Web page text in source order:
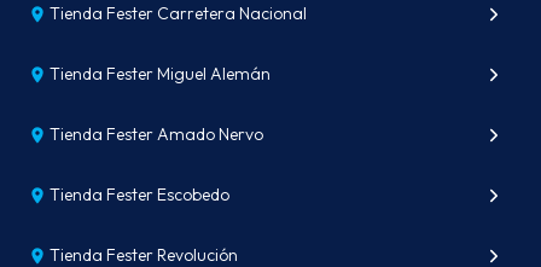
Tienda Fester Carretera Nacional
Tienda Fester Miguel Alemán
Tienda Fester Amado Nervo
Tienda Fester Escobedo
Tienda Fester Revolución